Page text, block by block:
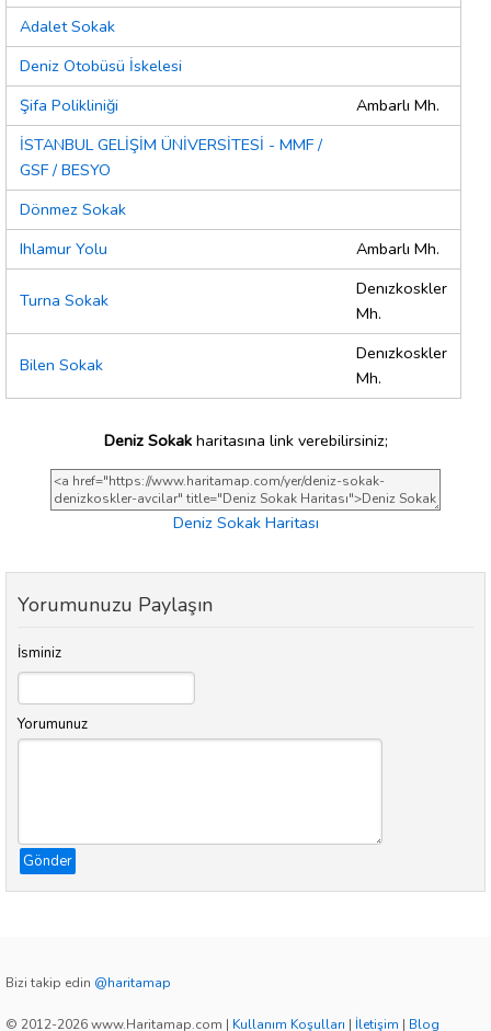
Adalet Sokak
Deniz Otobüsü İskelesi
Şifa Polikliniği
Ambarlı Mh.
İSTANBUL GELİŞİM ÜNİVERSİTESİ - MMF /
GSF / BESYO
Dönmez Sokak
Ihlamur Yolu
Ambarlı Mh.
Turna Sokak
Denızkoskler
Mh.
Bilen Sokak
Denızkoskler
Mh.
Deniz Sokakharitasına link verebilirsiniz;
Deniz Sokak Haritası
Yorumunuzu Paylaşın
İsminiz
Yorumunuz
Gönder
Bizi takip edin @haritamap
© 2012-2026 www.Haritamap.com | Kullanım Koşulları | İletişim | Blog